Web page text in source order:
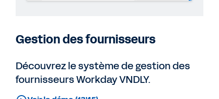
Gestion des fournisseurs
Découvrez le système de gestion des
fournisseurs Workday VNDLY.